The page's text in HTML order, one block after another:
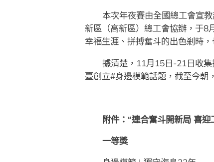
本次年夜賽由全國總工會宣
新區（高新區）總工會協辦，于8
幸福生涯、拼搏奮斗的出色剎時
據清楚，11月15日-21日收集
臺創立#身邊模範話題，截至今朝
附件：“連合奮斗開新局 喜
一等獎